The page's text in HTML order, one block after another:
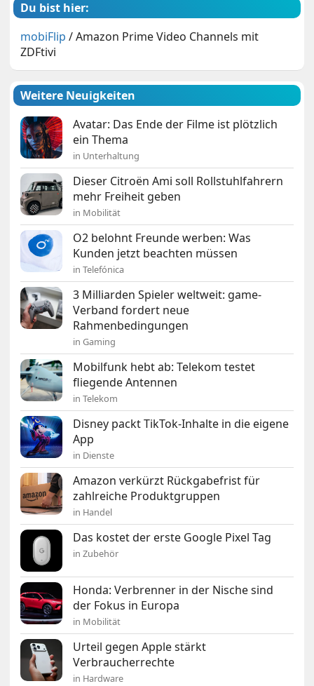
Du bist hier:
mobiFlip /Amazon Prime Video Channels mit
ZDFtivi
Weitere Neuigkeiten
Avatar: Das Ende der Filme ist plötzlich
ein Thema
in Unterhaltung
Dieser Citroën Ami soll Rollstuhlfahrern
mehr Freiheit geben
in Mobilität
O2 belohnt Freunde werben: Was
Kunden jetzt beachten müssen
in Telefónica
3 Milliarden Spieler weltweit: game-
Verband fordert neue
Rahmenbedingungen
in Gaming
Mobilfunk hebt ab: Telekom testet
fliegende Antennen
in Telekom
Disney packt TikTok-Inhalte in die eigene
App
in Dienste
Amazon verkürzt Rückgabefrist für
zahlreiche Produktgruppen
in Handel
Das kostet der erste Google Pixel Tag
in Zubehör
Honda: Verbrenner in der Nische sind
der Fokus in Europa
in Mobilität
Urteil gegen Apple stärkt
Verbraucherrechte
in Hardware